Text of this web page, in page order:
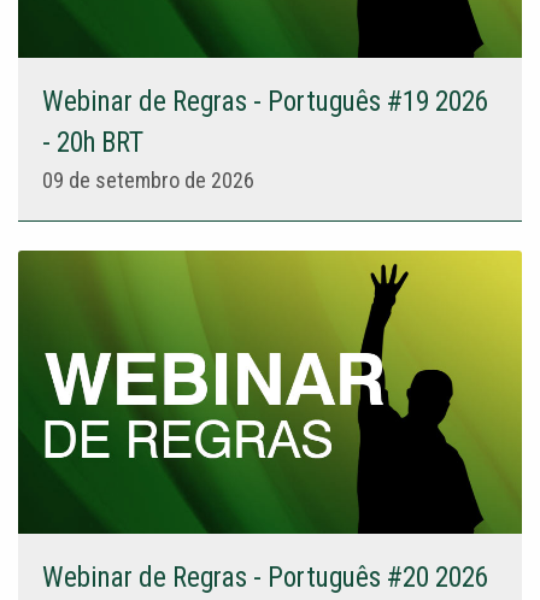
Webinar de Regras - Português #19 2026
- 20h BRT
09 de setembro de 2026
Webinar de Regras - Português #20 2026